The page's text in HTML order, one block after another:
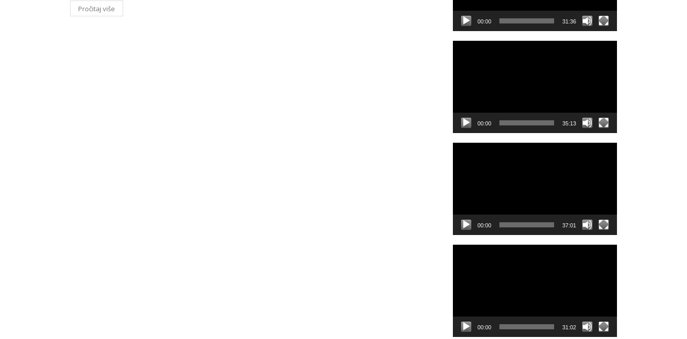
Pročitaj više
00:00 31:36
00:00 35:13
00:00 37:01
00:00 31:02